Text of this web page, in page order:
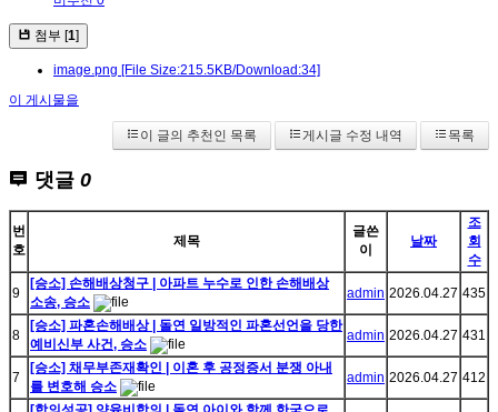
첨부 [1]
image.png [File Size:215.5KB/Download:34]
이 게시물을
이 글의 추천인 목록 게시글 수정 내역 목록
댓글 0
번
호
제목
글쓴
이
날짜
조
회
수
9
[승소] 손해배상청구 | 아파트 누수로 인한 손해배상
소송, 승소
admin 2026.04.27 435
8
[승소] 파혼손해배상 | 돌연 일방적인 파혼선언을 당한
예비신부 사건, 승소
admin 2026.04.27 431
7
[승소] 채무부존재확인 | 이혼 후 공정증서 분쟁 아내
를 변호해 승소
admin 2026.04.27 412